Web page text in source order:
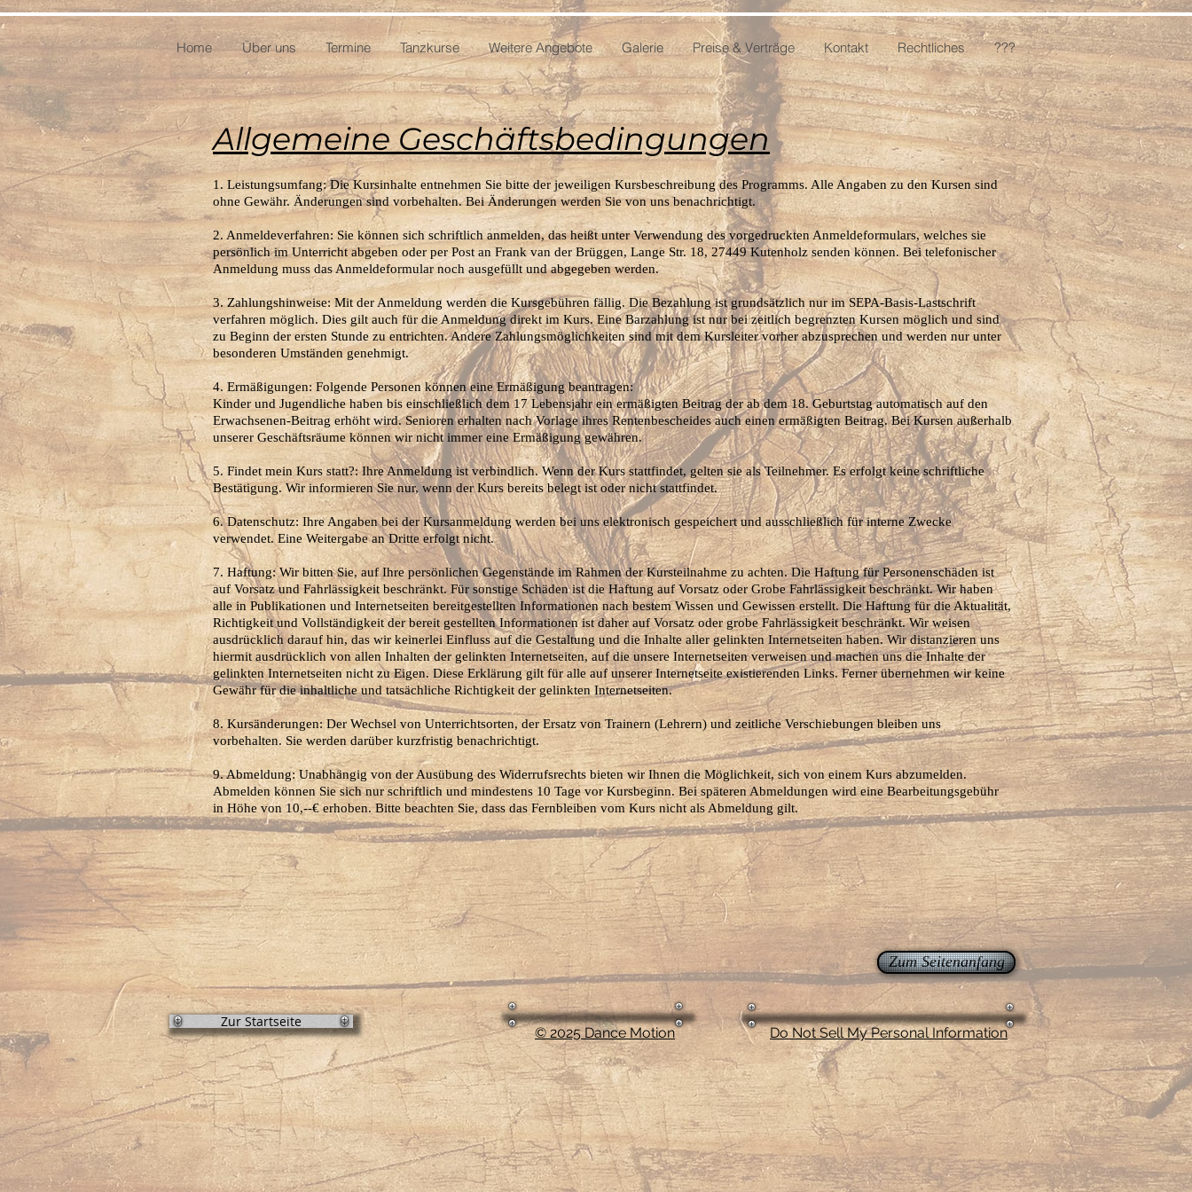
Home Über uns Termine Tanzkurse Weitere Angebote Galerie Preise & Verträge Kontakt Rechtliches ???
Allgemeine Geschäftsbedingungen
1. Leistungsumfang: Die Kursinhalte entnehmen Sie bitte der jeweiligen Kursbeschreibung des Programms. Alle Angaben zu den Kursen sind
ohne Gewähr. Änderungen sind vorbehalten. Bei Änderungen werden Sie von uns benachrichtigt.
2. Anmeldeverfahren: Sie können sich schriftlich anmelden, das heißt unter Verwendung des vorgedruckten Anmeldeformulars, welches sie
persönlich im Unterricht abgeben oder per Post an Frank van der Brüggen, Lange Str. 18, 27449 Kutenholz senden können. Bei telefonischer
Anmeldung muss das Anmeldeformular noch ausgefüllt und abgegeben werden.
3. Zahlungshinweise: Mit der Anmeldung werden die Kursgebühren fällig. Die Bezahlung ist grundsätzlich nur im SEPA-Basis-Lastschrift
verfahren möglich. Dies gilt auch für die Anmeldung direkt im Kurs. Eine Barzahlung ist nur bei zeitlich begrenzten Kursen möglich und sind
zu Beginn der ersten Stunde zu entrichten. Andere Zahlungsmöglichkeiten sind mit dem Kursleiter vorher abzusprechen und werden nur unter
besonderen Umständen genehmigt.
4. Ermäßigungen: Folgende Personen können eine Ermäßigung beantragen:
Kinder und Jugendliche haben bis einschließlich dem 17 Lebensjahr ein ermäßigten Beitrag der ab dem 18. Geburtstag automatisch auf den
Erwachsenen-Beitrag erhöht wird. Senioren erhalten nach Vorlage ihres Rentenbescheides auch einen ermäßigten Beitrag. Bei Kursen außerhalb
unserer Geschäftsräume können wir nicht immer eine Ermäßigung gewähren.
5. Findet mein Kurs statt?: Ihre Anmeldung ist verbindlich. Wenn der Kurs stattfindet, gelten sie als Teilnehmer. Es erfolgt keine schriftliche
Bestätigung. Wir informieren Sie nur, wenn der Kurs bereits belegt ist oder nicht stattfindet.
6. Datenschutz: Ihre Angaben bei der Kursanmeldung werden bei uns elektronisch gespeichert und ausschließlich für interne Zwecke
verwendet. Eine Weitergabe an Dritte erfolgt nicht.
7. Haftung: Wir bitten Sie, auf Ihre persönlichen Gegenstände im Rahmen der Kursteilnahme zu achten. Die Haftung für Personenschäden ist
auf Vorsatz und Fahrlässigkeit beschränkt. Für sonstige Schäden ist die Haftung auf Vorsatz oder Grobe Fahrlässigkeit beschränkt. Wir haben
alle in Publikationen und Internetseiten bereitgestellten Informationen nach bestem Wissen und Gewissen erstellt. Die Haftung für die Aktualität,
Richtigkeit und Vollständigkeit der bereit gestellten Informationen ist daher auf Vorsatz oder grobe Fahrlässigkeit beschränkt. Wir weisen
ausdrücklich darauf hin, das wir keinerlei Einfluss auf die Gestaltung und die Inhalte aller gelinkten Internetseiten haben. Wir distanzieren uns
hiermit ausdrücklich von allen Inhalten der gelinkten Internetseiten, auf die unsere Internetseiten verweisen und machen uns die Inhalte der
gelinkten Internetseiten nicht zu Eigen. Diese Erklärung gilt für alle auf unserer Internetseite existierenden Links. Ferner übernehmen wir keine
Gewähr für die inhaltliche und tatsächliche Richtigkeit der gelinkten Internetseiten.
8. Kursänderungen: Der Wechsel von Unterrichtsorten, der Ersatz von Trainern (Lehrern) und zeitliche Verschiebungen bleiben uns
vorbehalten. Sie werden darüber kurzfristig benachrichtigt.
9. Abmeldung: Unabhängig von der Ausübung des Widerrufsrechts bieten wir Ihnen die Möglichkeit, sich von einem Kurs abzumelden.
Abmelden können Sie sich nur schriftlich und mindestens 10 Tage vor Kursbeginn. Bei späteren Abmeldungen wird eine Bearbeitungsgebühr
in Höhe von 10,--€ erhoben. Bitte beachten Sie, dass das Fernbleiben vom Kurs nicht als Abmeldung gilt.
Zum Seitenanfang
Zur Startseite
​© 2025 Dance Motion Do Not Sell My Personal Information